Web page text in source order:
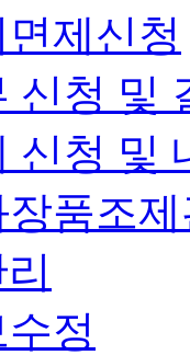
제신청
신청 및
신청 및
장품조
정